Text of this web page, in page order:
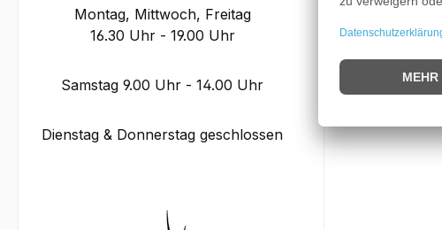
Montag, Mittwoch, Freitag
16.30 Uhr - 19.00 Uhr
Samstag 9.00 Uhr - 14.00 Uhr
Dienstag & Donnerstag geschlossen
Temperatur: